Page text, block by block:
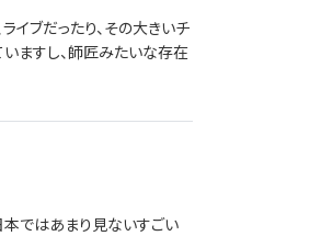
イブだったり、その大きいチ
ますし、師匠みたいな存在
本ではあまり見ないすごい